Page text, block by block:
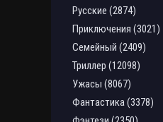
Русские (2874)
Приключения (3021)
Семейный (2409)
Триллер (12098)
Ужасы (8067)
Фантастика (3378)